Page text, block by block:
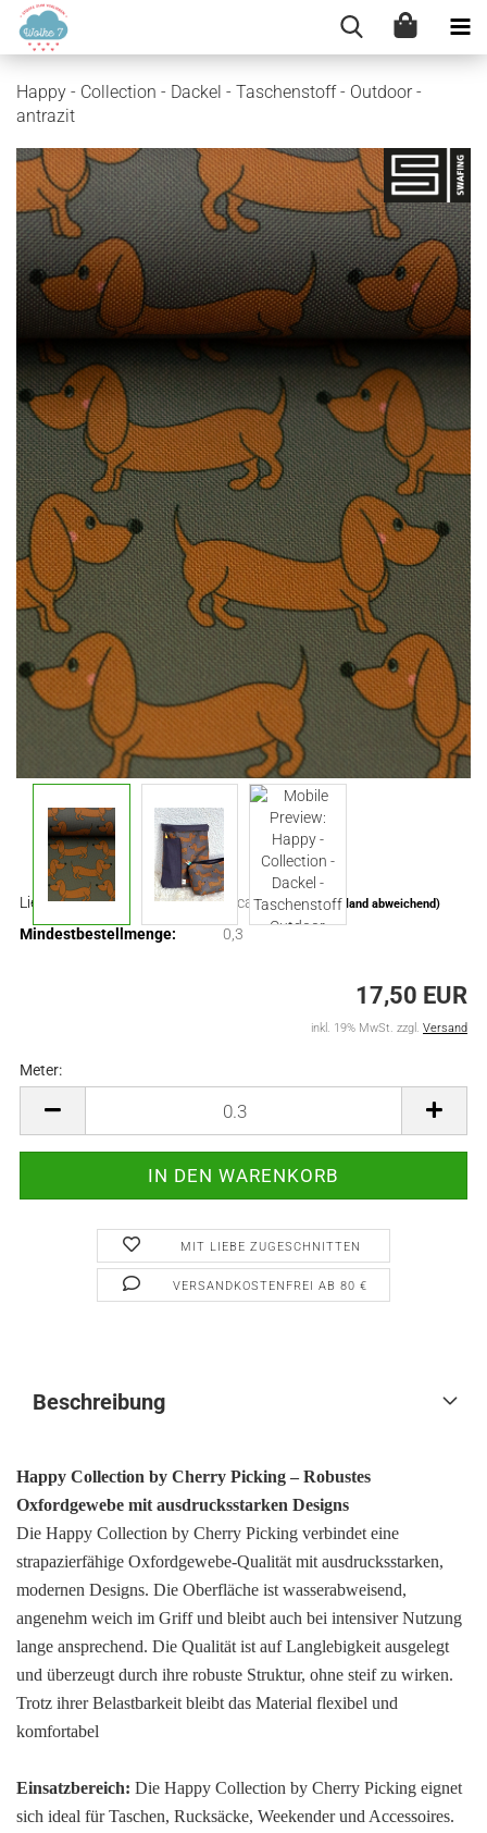
Happy - Collection - Dackel - Taschenstoff - Outdoor -
antrazit
Lieferzeit: ca. 3-4 Tage(Ausland abweichend)
Mindestbestellmenge: 0,3
17,50 EUR
inkl. 19% MwSt. zzgl. Versand
Meter:
MIT LIEBE ZUGESCHNITTEN
VERSANDKOSTENFREI AB 80 €
Beschreibung
Happy Collection by Cherry Picking – Robustes
Oxfordgewebe mit ausdrucksstarken Designs
Die Happy Collection by Cherry Picking verbindet eine
strapazierfähige Oxfordgewebe-Qualität mit ausdrucksstarken,
modernen Designs. Die Oberfläche ist wasserabweisend,
angenehm weich im Griff und bleibt auch bei intensiver Nutzung
lange ansprechend. Die Qualität ist auf Langlebigkeit ausgelegt
und überzeugt durch ihre robuste Struktur, ohne steif zu wirken.
Trotz ihrer Belastbarkeit bleibt das Material flexibel und
komfortabel
Einsatzbereich: Die Happy Collection by Cherry Picking eignet
sich ideal für Taschen, Rucksäcke, Weekender und Accessoires.